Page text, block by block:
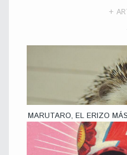
+
MARUTARO, EL ERIZO